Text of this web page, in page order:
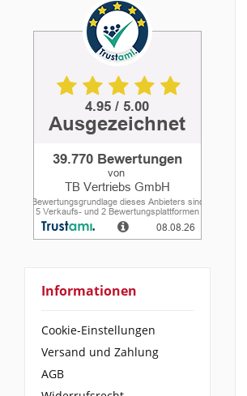
Informationen
Cookie-Einstellungen
Versand und Zahlung
AGB